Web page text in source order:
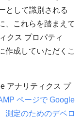
として識別される
、これらを踏まえて
クス プロパティ
作成していただくこ
アナリティクス プ
ページで Google
測定のためのデベロ